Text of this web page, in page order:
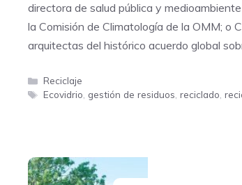
directora de salud pública y
la Comisión de Climatología de la OMM; o
arquitectas del histórico acuerdo global
Categorías
Reciclaje
Etiquetas
Ecovidrio, gestión de residuos, reciclado,